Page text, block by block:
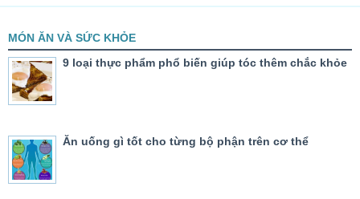
MÓN ĂN VÀ SỨC KHỎE
9 loại thực phẩm phổ biến giúp tóc thêm chắc khỏe
Ăn uống gì tốt cho từng bộ phận trên cơ thể